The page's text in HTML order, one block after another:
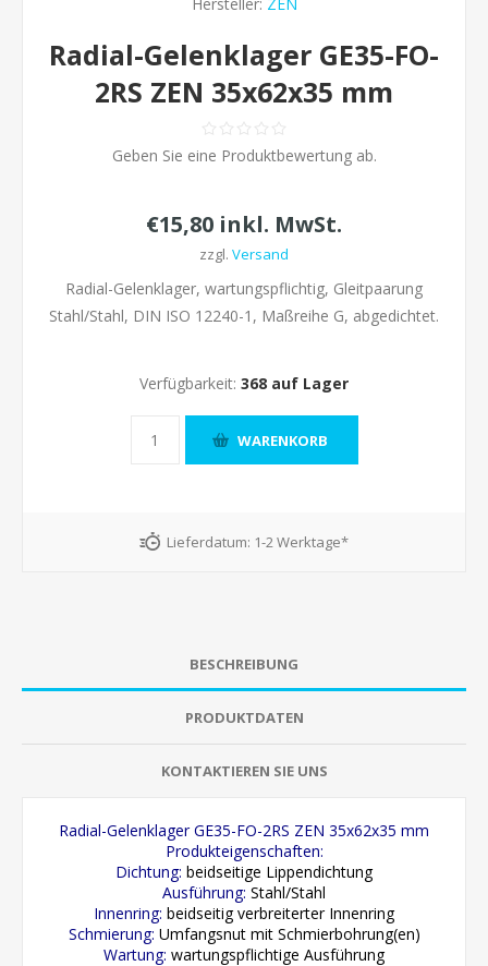
Radial-Gelenklager GE35-FO-
2RS ZEN 35x62x35 mm
Geben Sie eine Produktbewertung ab.
€15,80 inkl. MwSt.
zzgl. Versand
Radial-Gelenklager, wartungspflichtig, Gleitpaarung
Stahl/Stahl, DIN ISO 12240-1, Maßreihe G, abgedichtet.
Verfügbarkeit: 368 auf Lager
Lieferdatum: 1-2 Werktage*
BESCHREIBUNG
PRODUKTDATEN
KONTAKTIEREN SIE UNS
Radial-Gelenklager GE35-FO-2RS ZEN 35x62x35 mm
Produkteigenschaften:
Dichtung: beidseitige Lippendichtung
Ausführung: Stahl/Stahl
Innenring: beidseitig verbreiterter Innenring
Schmierung: Umfangsnut mit Schmierbohrung(en)
Wartung: wartungspflichtige Ausführung